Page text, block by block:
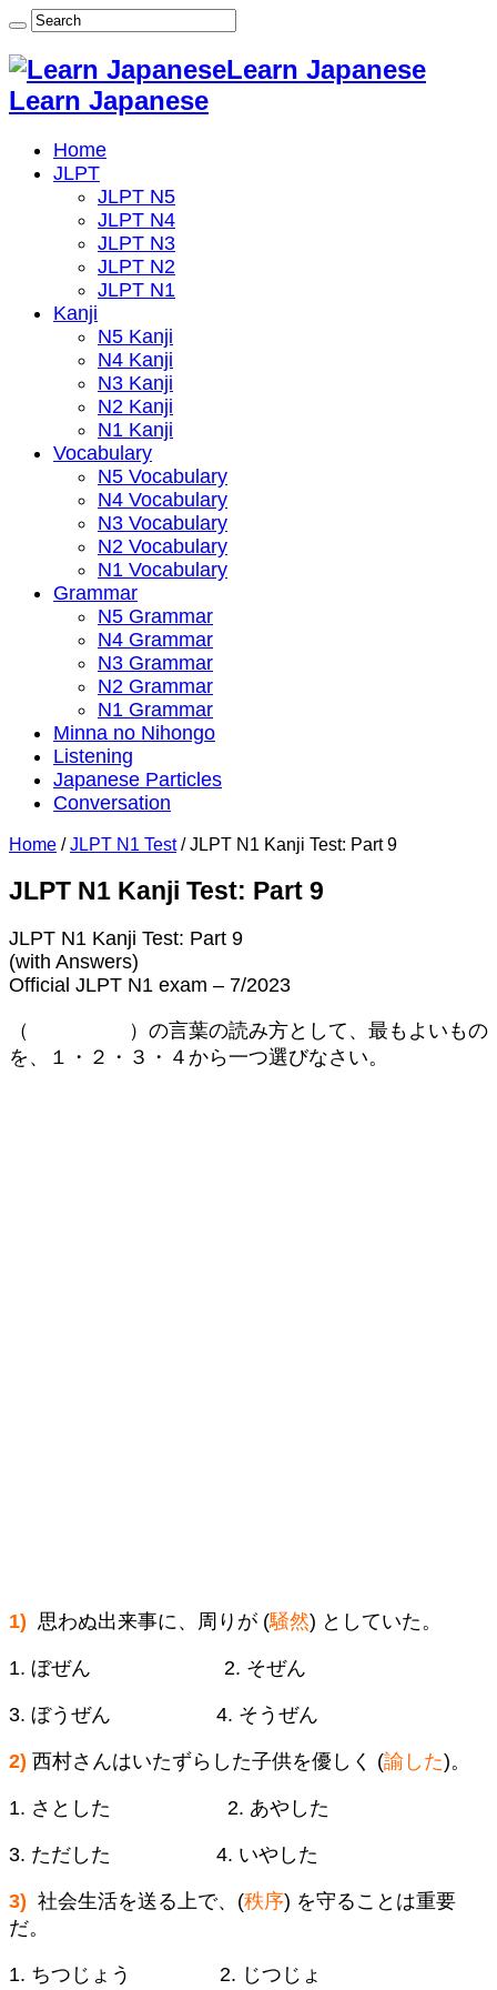
Learn Japanese
Learn Japanese
Home
JLPT
JLPT N5
JLPT N4
JLPT N3
JLPT N2
JLPT N1
Kanji
N5 Kanji
N4 Kanji
N3 Kanji
N2 Kanji
N1 Kanji
Vocabulary
N5 Vocabulary
N4 Vocabulary
N3 Vocabulary
N2 Vocabulary
N1 Vocabulary
Grammar
N5 Grammar
N4 Grammar
N3 Grammar
N2 Grammar
N1 Grammar
Minna no Nihongo
Listening
Japanese Particles
Conversation
Home / JLPT N1 Test / JLPT N1 Kanji Test: Part 9
JLPT N1 Kanji Test: Part 9
JLPT N1 Kanji Test: Part 9
(with Answers)
Official JLPT N1 exam – 7/2023
（ ）の言葉の読み方として、最もよいもの
を、１・２・３・４から一つ選びなさい。
1) 思わぬ出来事に、周りが (騒然) としていた。
1. ぼぜん 2. そぜん
3. ぼうぜん 4. そうぜん
2) 西村さんはいたずらした子供を優しく (諭した)。
1. さとした 2. あやした
3. ただした 4. いやした
3) 社会生活を送る上で、(秩序) を守ることは重要
だ。
1. ちつじょう 2. じつじょ